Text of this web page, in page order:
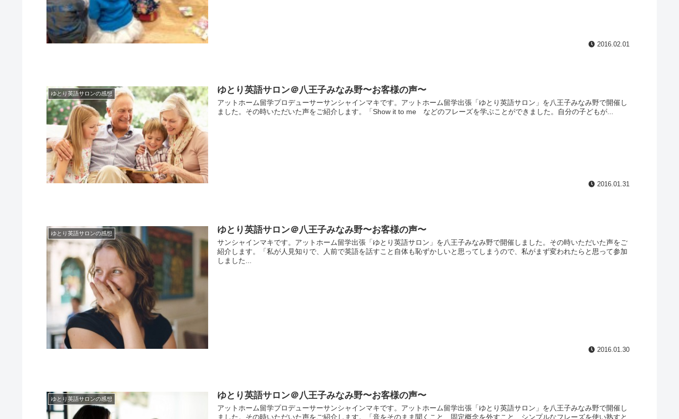
2016.02.01
ゆとり英語サロンの感想 ゆとり英語サロン＠八王子みなみ野〜お客様の声〜
アットホーム留学プロデューサーサンシャインマキです。アットホーム留学出張「ゆとり英語サロン」を八王子みなみ野で開催し
ました。その時いただいた声をご紹介します。「Show it to me などのフレーズを学ぶことができました。自分の子どもが...
2016.01.31
ゆとり英語サロンの感想 ゆとり英語サロン＠八王子みなみ野〜お客様の声〜
サンシャインマキです。アットホーム留学出張「ゆとり英語サロン」を八王子みなみ野で開催しました。その時いただいた声をご
紹介します。「私が人見知りで、人前で英語を話すこと自体も恥ずかしいと思ってしまうので、私がまず変われたらと思って参加
しました...
2016.01.30
ゆとり英語サロンの感想 ゆとり英語サロン＠八王子みなみ野〜お客様の声〜
アットホーム留学プロデューサーサンシャインマキです。アットホーム留学出張「ゆとり英語サロン」を八王子みなみ野で開催し
ました。その時いただいた声をご紹介します。「音をそのまま聞くこと、固定概念を外すこと、シンプルなフレーズを使い熟すと